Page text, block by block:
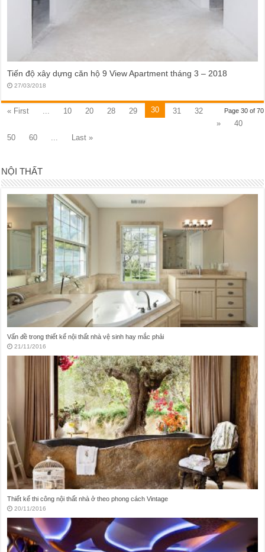
Tiến độ xây dựng căn hộ 9 View Apartment tháng 3 – 2018
27/03/2018
Page 30 of 70
« First 10 20 28 29 30 31
32
»
40
50
60 Last »
NỘI THẤT
Vấn đề trong thiết kế nội thất nhà vệ sinh hay mắc phải
21/11/2016
Thiết kế thi công nội thất nhà ở theo phong cách Vintage
20/11/2016